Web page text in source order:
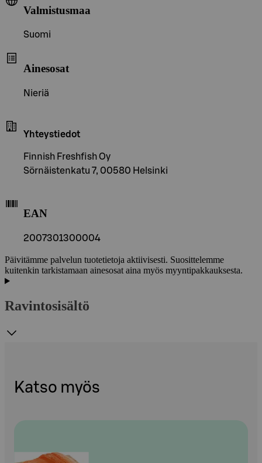
Valmistusmaa
Suomi
Ainesosat
Nieriä
Yhteystiedot
Finnish Freshfish Oy
Sörnäistenkatu 7, 00580 Helsinki
EAN
2007301300004
Päivitämme palvelun tuotetietoja aktiivisesti. Suosittelemme
kuitenkin tarkistamaan ainesosat aina myös myyntipakkauksesta.
Ravintosisältö
Katso myös